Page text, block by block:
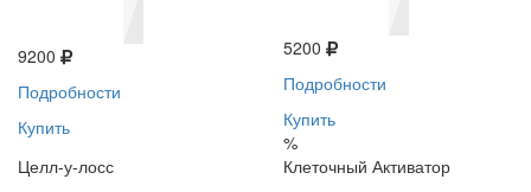
9200
Подробности
Купить
5200
Подробности
Купить
%
Целл-у-лосс
Клеточный Активатор